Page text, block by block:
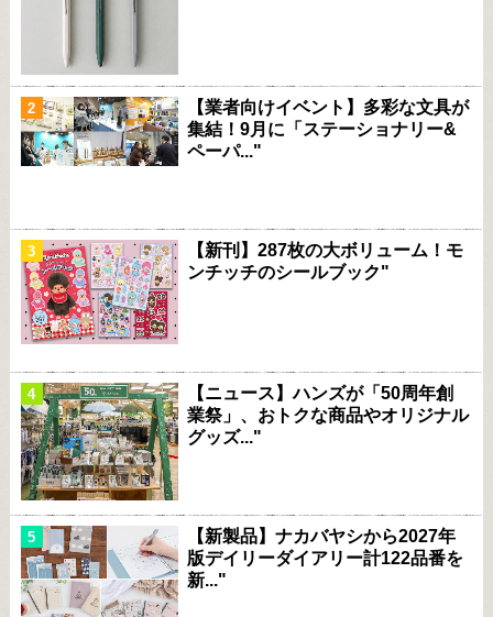
【業者向けイベント】多彩な文具が
集結！9月に「ステーショナリー&
ペーパ..."
【新刊】287枚の大ボリューム！モ
ンチッチのシールブック"
【ニュース】ハンズが「50周年創
業祭」、おトクな商品やオリジナル
グッズ..."
【新製品】ナカバヤシから2027年
版デイリーダイアリー計122品番を
新..."